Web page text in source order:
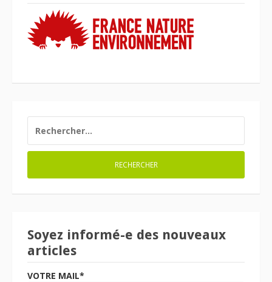
Soyez informé-e des nouveaux
articles
VOTRE MAIL*